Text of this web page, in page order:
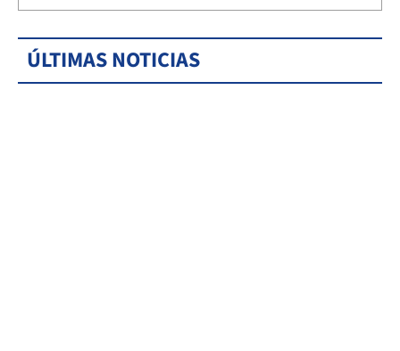
ÚLTIMAS NOTICIAS